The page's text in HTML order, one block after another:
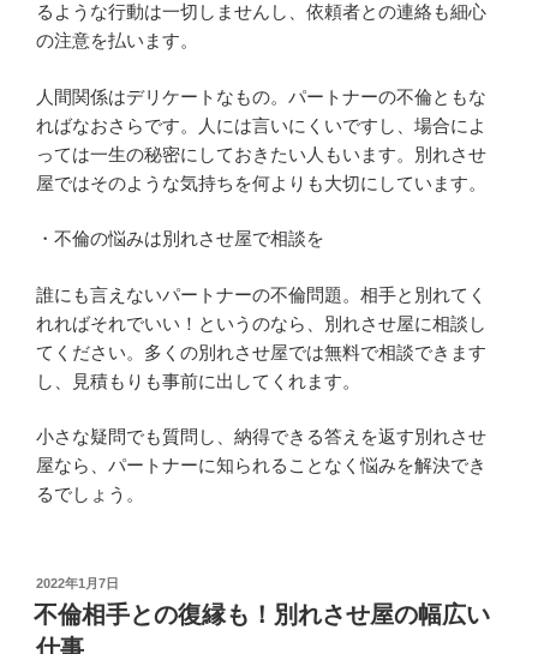
るような行動は一切しませんし、依頼者との連絡も細心
の注意を払います。
人間関係はデリケートなもの。パートナーの不倫ともな
ればなおさらです。人には言いにくいですし、場合によ
っては一生の秘密にしておきたい人もいます。別れさせ
屋ではそのような気持ちを何よりも大切にしています。
・不倫の悩みは別れさせ屋で相談を
誰にも言えないパートナーの不倫問題。相手と別れてく
れればそれでいい！というのなら、別れさせ屋に相談し
てください。多くの別れさせ屋では無料で相談できます
し、見積もりも事前に出してくれます。
小さな疑問でも質問し、納得できる答えを返す別れさせ
屋なら、パートナーに知られることなく悩みを解決でき
るでしょう。
投
稿
日:
2022年1月7日
不倫相手との復縁も！別れさせ屋の幅広い
仕事